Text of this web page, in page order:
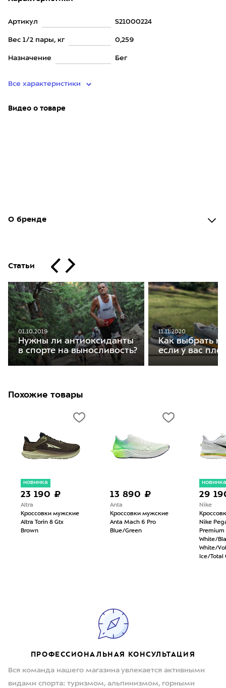
Артикул S21000224
Вес 1/2 пары, кг 0,259
Назначение Бег
Все характеристики
Видео о товаре
О бренде
Статьи
01.10.2019
Нужны ли антиоксиданты
в спорте на выносливость?
11.11.2020
Как выбрать
если у вас
Похожие товары
новинка
23 190 ₽
Altra
Кроссовки мужские
Altra Torin 8 Gtx
Brown
13 890 ₽
Anta
Кроссовки мужские
Anta Mach 6 Pro
Blue/Green
новинка
29
Nike
Nike
Premium
White/
White/
Ice/Total
ПРОФЕССИОНАЛЬНАЯ КОНСУЛЬТАЦИЯ
Вся команда нашего магазина увлекается активными
видами спорта: туризмом, альпинизмом, горными